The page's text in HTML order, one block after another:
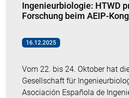
Ingenieurbiologie: HTWD
Forschung beim AEIP-
16.12.2025
Vom 22. bis 24. Oktober hat
Gesellschaft für
Asociación Española de